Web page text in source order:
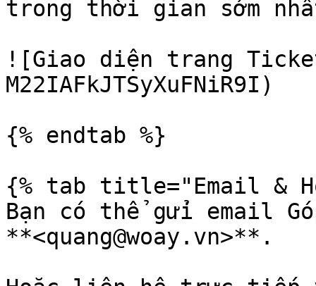
trong thời gian sớm
![Giao diện trang
M22IAFkJTSyXuFNiR9I)
{% endtab %}
{% tab title="Email &
Bạn có thể gửi email
**<quang@woay.vn>**.